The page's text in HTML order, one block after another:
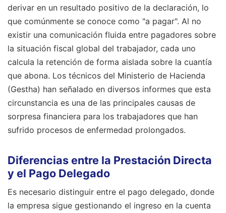
derivar en un resultado positivo de la declaración, lo
que comúnmente se conoce como "a pagar". Al no
existir una comunicación fluida entre pagadores sobre
la situación fiscal global del trabajador, cada uno
calcula la retención de forma aislada sobre la cuantía
que abona. Los técnicos del Ministerio de Hacienda
(Gestha) han señalado en diversos informes que esta
circunstancia es una de las principales causas de
sorpresa financiera para los trabajadores que han
sufrido procesos de enfermedad prolongados.
Diferencias entre la Prestación Directa
y el Pago Delegado
Es necesario distinguir entre el pago delegado, donde
la empresa sigue gestionando el ingreso en la cuenta